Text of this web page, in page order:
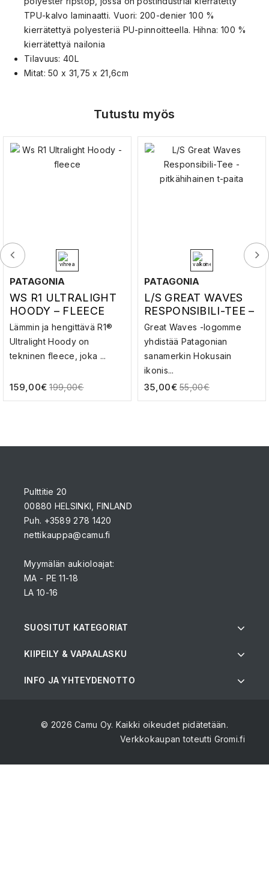
TPU-kalvo laminaatti. Vuori: 200-denier 100 %
kierrätettyä polyesteriä PU-pinnoitteella. Hihna: 100 %
kierrätettyä nailonia
Tilavuus: 40L
Mitat: 50 x 31,75 x 21,6cm
Tutustu myös
PATAGONIA
WS R1 ULTRALIGHT
HOODY – FLEECE
Lämmin ja hengittävä R1®
Ultralight Hoody on
tekninen fleece, joka ...
159,00€ 199,00€
PATAGONIA
L/S GREAT WAVES
RESPONSIBILI-TEE –
PITKÄHIHAINEN T-
PAITA
Great Waves -logomme
yhdistää Patagonian
sanamerkin Hokusain
ikonis...
35,00€ 55,00€
Pulttitie 20
00880 HELSINKI, FINLAND
Puh. +3589 278 1420
nettikauppa@camu.fi
Myymälän aukioloajat:
MA - PE 11-18
LA 10-16
SUOSITUT KATEGORIAT
KIIPEILY & VAPAALASKU
INFO JA YHTEYDENOTTO
© 2026 Camu Oy. Kaikki oikeudet pidätetään.
Verkkokaupan toteutti Gromi.fi